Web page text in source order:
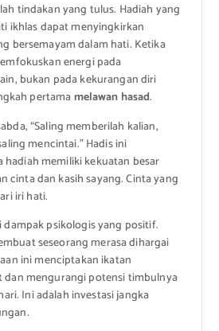
tindakan yang tulus. Hadiah yang
ikhlas dapat menyingkirkan
bersemayam dalam hati. Ketika
energi pada
bukan pada kekurangan diri
pertamamelawan hasad.
“Saling memberilah kalian,
mencintai.” Hadis ini
memiliki kekuatan besar
cinta dan kasih sayang. Cinta yang
iri hati.
dampak psikologis yang positif.
seseorang merasa dihargai
ini menciptakan ikatan
dan mengurangi potensi timbulnya
Ini adalah investasi jangka